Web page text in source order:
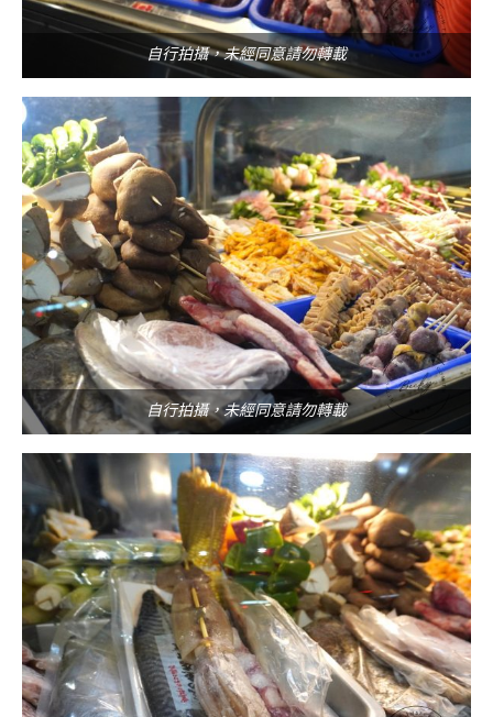
自行拍攝，未經同意請勿轉載
自行拍攝，未經同意請勿轉載